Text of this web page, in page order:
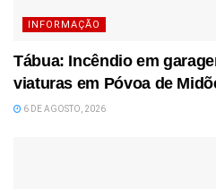
INFORMAÇÃO
Tábua: Incêndio em
viaturas em Póvoa de
6 DE AGOSTO, 2026